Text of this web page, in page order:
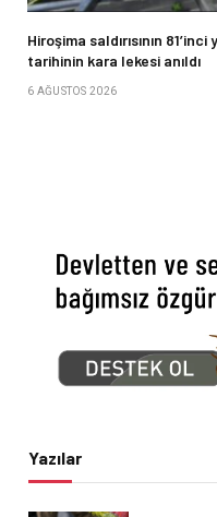
Hiroşima saldırısının
tarihinin kara lekesi anıldı
6 AĞUSTOS 2026
Yazılar